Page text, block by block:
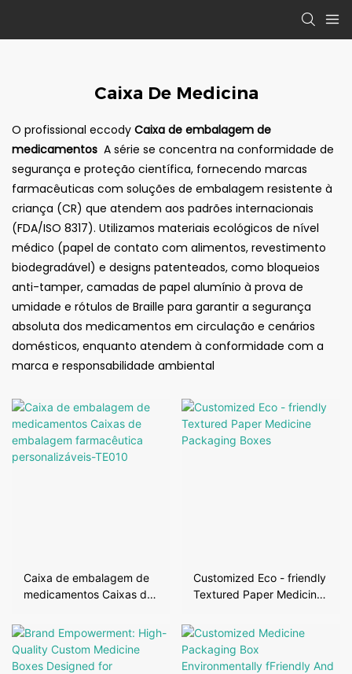
Caixa De Medicina
O profissional eccody Caixa de embalagem de
medicamentos A série se concentra na conformidade de
segurança e proteção científica, fornecendo marcas
farmacêuticas com soluções de embalagem resistente à
criança (CR) que atendem aos padrões internacionais
(FDA/ISO 8317). Utilizamos materiais ecológicos de nível
médico (papel de contato com alimentos, revestimento
biodegradável) e designs patenteados, como bloqueios
anti-tamper, camadas de papel alumínio à prova de
umidade e rótulos de Braille para garantir a segurança
absoluta dos medicamentos em circulação e cenários
domésticos, enquanto atendem à conformidade com a
marca e responsabilidade ambiental
Caixa de embalagem de
medicamentos Caixas de
personalizáveis-TE010
Customized Eco - friendly
Textured Paper Medicine